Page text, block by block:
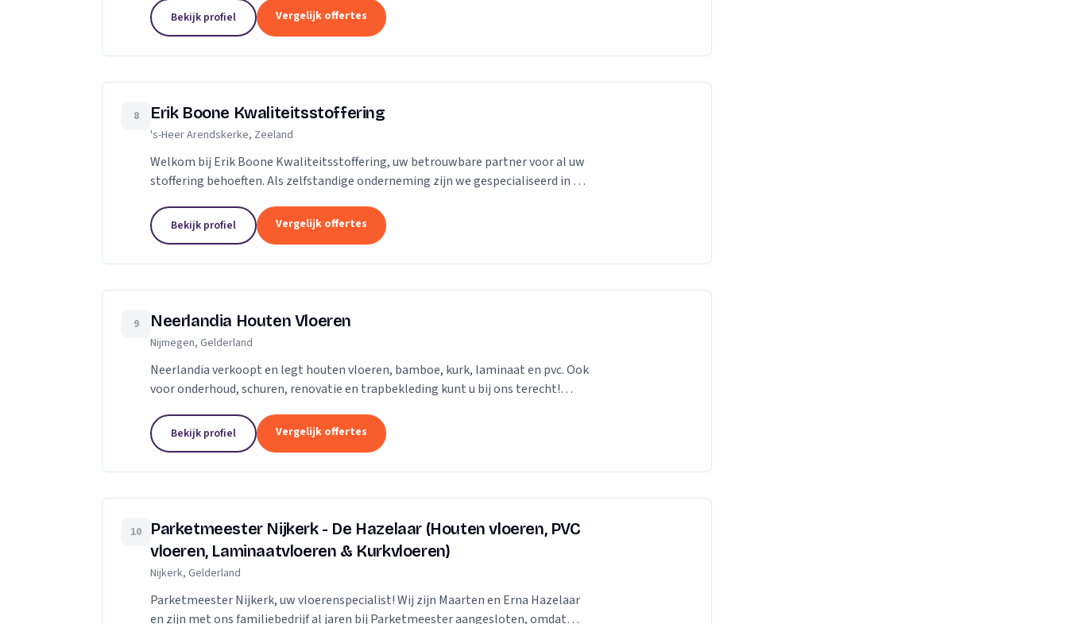
Bekijk profiel Vergelijk offertes
8 Erik Boone Kwaliteitsstoffering
's-Heer Arendskerke, Zeeland
Welkom bij Erik Boone Kwaliteitsstoffering, uw betrouwbare partner voor al uw
stoffering behoeften. Als zelfstandige onderneming zijn we gespecialiseerd in de
Bekijk profiel Vergelijk offertes
9 Neerlandia Houten Vloeren
Nijmegen, Gelderland
Neerlandia verkoopt en legt houten vloeren, bamboe, kurk, laminaat en pvc. Ook
voor onderhoud, schuren, renovatie en trapbekleding kunt u bij ons terecht!
Bekijk profiel Vergelijk offertes
10
Parketmeester Nijkerk - De Hazelaar (Houten vloeren, PVC
vloeren, Laminaatvloeren & Kurkvloeren)
Nijkerk, Gelderland
Parketmeester Nijkerk, uw vloerenspecialist! Wij zijn Maarten en Erna Hazelaar
en zijn met ons familiebedrijf al jaren bij Parketmeester aangesloten, omdat